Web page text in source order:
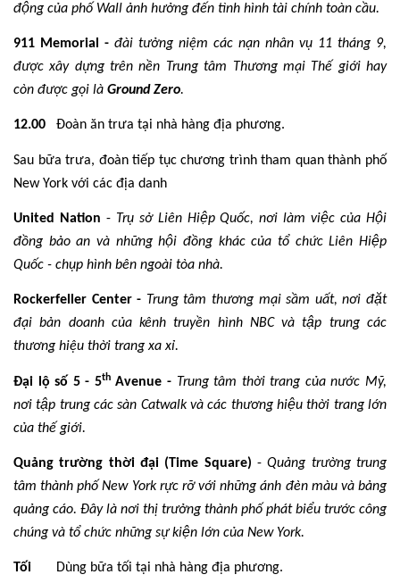
động của phố Wall ảnh hưởng đến tình hình tài chính toàn cầu.
911 Memorial - đài tưởng niệm các nạn nhân vụ 11 tháng 9,
được xây dựng trên nền Trung tâm Thương mại Thế giới hay
còn được gọi là Ground Zero.
12.00 Đoàn ăn trưa tại nhà hàng địa phương.
Sau bữa trưa, đoàn tiếp tục chương trình tham quan thành phố
New York với các địa danh
United Nation - Trụ sở Liên Hiệp Quốc, nơi làm việc của Hội
đồng bảo an và những hội đồng khác của tổ chức Liên Hiệp
Quốc - chụp hình bên ngoài tòa nhà.
Rockerfeller Center - Trung tâm thương mại sầm uất, nơi đặt
đại bản doanh của kênh truyền hình NBC và tập trung các
thương hiệu thời trang xa xỉ.
Đại lộ số 5 - 5thAvenue - Trung tâm thời trang của nước Mỹ,
nơi tập trung các sàn Catwalk và các thương hiệu thời trang lớn
của thế giới.
Quảng trường thời đại (Time Square) -Quảng trường trung
tâm thành phố New York rực rỡ với những ánh đèn màu và bảng
quảng cáo. Đây là nơi thị trưởng thành phố phát biểu trước công
chúng và tổ chức những sự kiện lớn của New York.
Tối Dùng bữa tối tại nhà hàng địa phương.